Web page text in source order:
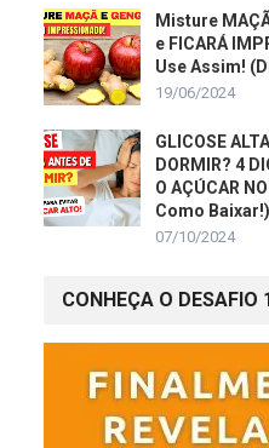
Misture
e FICARÁ
Use Assim!
19/06/2024
GLICOSE
DORMIR? 4
O AÇÚCAR
Como Baixar!)
07/10/2024
CONHEÇA O DESAFIO